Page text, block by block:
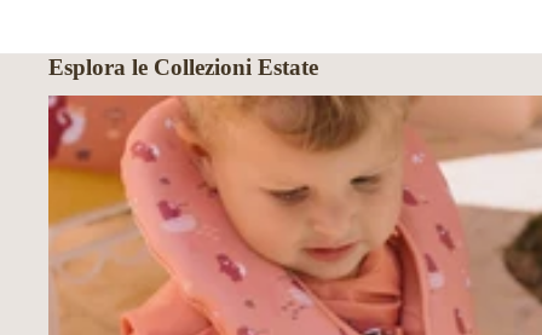
Esplora le Collezioni Estate
Mare